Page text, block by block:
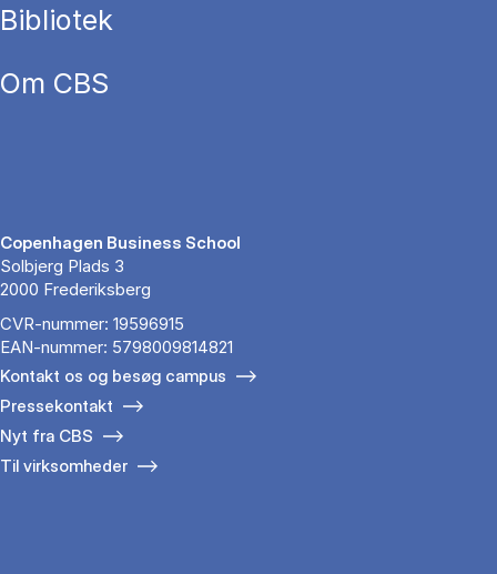
Bibliotek
Om CBS
Copenhagen Business School
Solbjerg Plads 3
2000 Frederiksberg
CVR-nummer: 19596915
EAN-nummer: 5798009814821
Kontakt os og besøg campus
Pressekontakt
Nyt fra CBS
Til virksomheder